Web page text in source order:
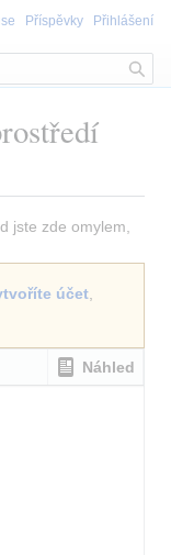
jste zde omylem,
účet,
Náhled
Příspěvky Přihlášení